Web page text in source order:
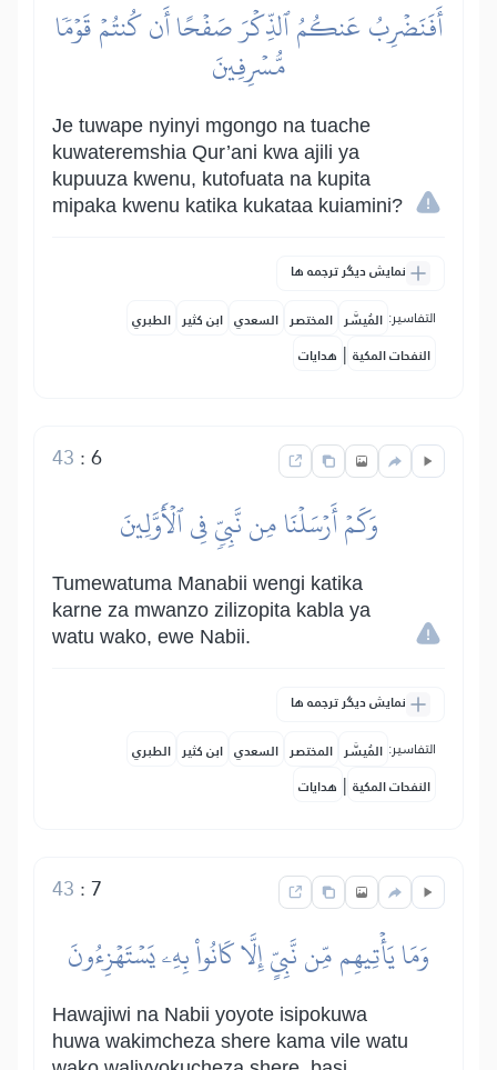
أَفَنَضۡرِبُ عَنكُمُ ٱلذِّكۡرَ صَفۡحًا أَن كُنتُمۡ قَوۡمٗا
مُّسۡرِفِينَ
Je tuwape nyinyi mgongo na tuache
kuwateremshia Qur’ani kwa ajili ya
kupuuza kwenu, kutofuata na kupita
mipaka kwenu katika kukataa kuiamini?
نمایش دیگر ترجمه ها
التفاسير: المُيسَّر المختصر السعدي ابن كثير الطبري
النفحات المكية | هدايات
6
:
43
وَكَمۡ أَرۡسَلۡنَا مِن نَّبِيّٖ فِي ٱلۡأَوَّلِينَ
Tumewatuma Manabii wengi katika
karne za mwanzo zilizopita kabla ya
watu wako, ewe Nabii.
نمایش دیگر ترجمه ها
التفاسير: المُيسَّر المختصر السعدي ابن كثير الطبري
النفحات المكية | هدايات
7
:
43
وَمَا يَأۡتِيهِم مِّن نَّبِيٍّ إِلَّا كَانُواْ بِهِۦ يَسۡتَهۡزِءُونَ
Hawajiwi na Nabii yoyote isipokuwa
huwa wakimcheza shere kama vile watu